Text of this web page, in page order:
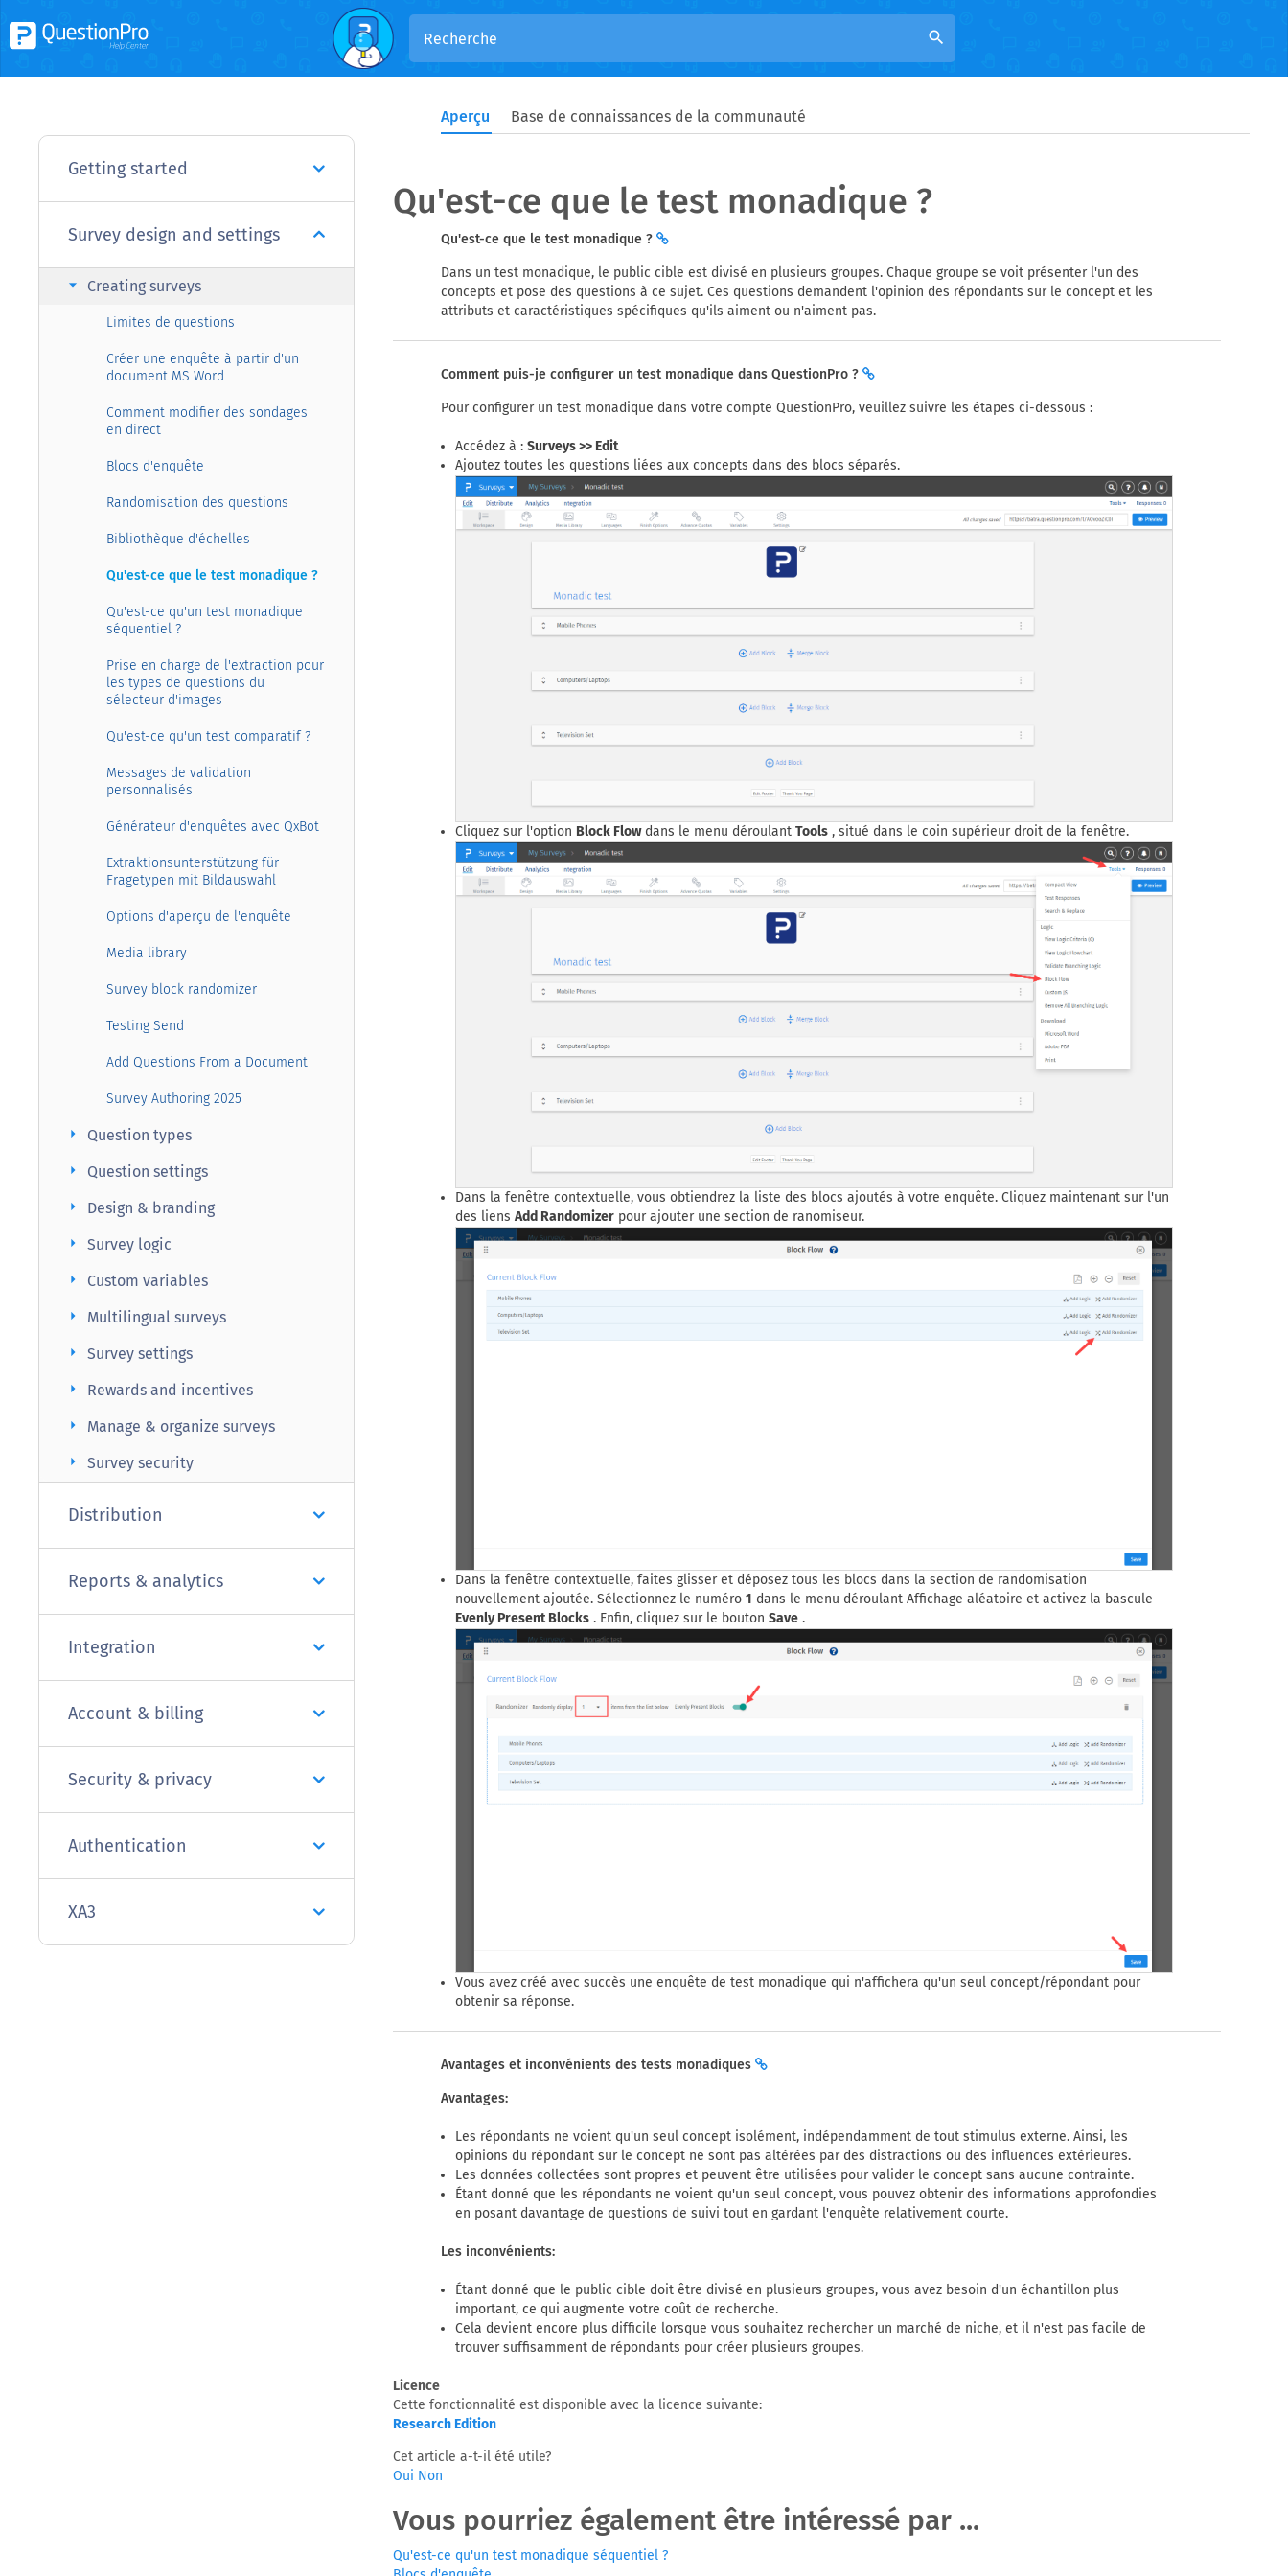
search
Aperçu Base de connaissances de la communauté
Getting started
Survey design and settings
Creating surveys
arrow_right
Limites de questions
Créer une enquête à partir d'un
document MS Word
Comment modifier des sondages
en direct
Blocs d'enquête
Randomisation des questions
Bibliothèque d'échelles
Qu'est-ce que le test monadique ?
Qu'est-ce qu'un test monadique
séquentiel ?
Prise en charge de l'extraction pour
les types de questions du
sélecteur d'images
Qu'est-ce qu'un test comparatif ?
Messages de validation
personnalisés
Générateur d'enquêtes avec QxBot
Extraktionsunterstützung für
Fragetypen mit Bildauswahl
Options d'aperçu de l'enquête
Media library
Survey block randomizer
Testing Send
Add Questions From a Document
Survey Authoring 2025
Question types
arrow_right
Question settings
arrow_right
Design & branding
arrow_right
Survey logic
arrow_right
Custom variables
arrow_right
Multilingual surveys
arrow_right
Survey settings
arrow_right
Rewards and incentives
arrow_right
Manage & organize surveys
arrow_right
Survey security
arrow_right
Distribution
Reports & analytics
Integration
Account & billing
Security & privacy
Authentication
XA3
Qu'est-ce que le test monadique ?
Qu'est-ce que le test monadique ?
Dans un test monadique, le public cible est divisé en plusieurs groupes. Chaque groupe se voit présenter l'un des
concepts et pose des questions à ce sujet. Ces questions demandent l'opinion des répondants sur le concept et les
attributs et caractéristiques spécifiques qu'ils aiment ou n'aiment pas.
Comment puis-je configurer un test monadique dans QuestionPro ?
Pour configurer un test monadique dans votre compte QuestionPro, veuillez suivre les étapes ci-dessous :
Accédez à : Surveys >> Edit
Ajoutez toutes les questions liées aux concepts dans des blocs séparés.
Cliquez sur l'option Block Flowdans le menu déroulant Tools , situé dans le coin supérieur droit de la fenêtre.
Dans la fenêtre contextuelle, vous obtiendrez la liste des blocs ajoutés à votre enquête. Cliquez maintenant sur l'un
des liens Add Randomizer pour ajouter une section de ranomiseur.
Dans la fenêtre contextuelle, faites glisser et déposez tous les blocs dans la section de randomisation
nouvellement ajoutée. Sélectionnez le numéro 1 dans le menu déroulant Affichage aléatoire et activez la bascule
Evenly Present Blocks . Enfin, cliquez sur le bouton Save .
Vous avez créé avec succès une enquête de test monadique qui n'affichera qu'un seul concept/répondant pour
obtenir sa réponse.
Avantages et inconvénients des tests monadiques
Avantages:
Les répondants ne voient qu'un seul concept isolément, indépendamment de tout stimulus externe. Ainsi, les
opinions du répondant sur le concept ne sont pas altérées par des distractions ou des influences extérieures.
Les données collectées sont propres et peuvent être utilisées pour valider le concept sans aucune contrainte.
Étant donné que les répondants ne voient qu'un seul concept, vous pouvez obtenir des informations approfondies
en posant davantage de questions de suivi tout en gardant l'enquête relativement courte.
Les inconvénients:
Étant donné que le public cible doit être divisé en plusieurs groupes, vous avez besoin d'un échantillon plus
important, ce qui augmente votre coût de recherche.
Cela devient encore plus difficile lorsque vous souhaitez rechercher un marché de niche, et il n'est pas facile de
trouver suffisamment de répondants pour créer plusieurs groupes.
Licence
Cette fonctionnalité est disponible avec la licence suivante:
Research Edition
Cet article a-t-il été utile?
Oui Non
Vous pourriez également être intéressé par ...
Qu'est-ce qu'un test monadique séquentiel ?